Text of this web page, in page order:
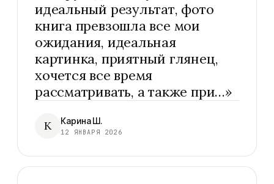
идеальный результат, фото
книга превзошла все мои
ожидания, идеальная
картинка, приятный глянец,
хочется все время
рассматривать, а также при…»
К Карина Ш.
12 ЯНВАРЯ 2026